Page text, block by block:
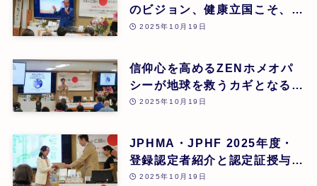
のビジョン、健康立国こそ、日
本再生の道 | 吉野敏明(医療法
ック 院長) | 第26回
2025年10月19日
信仰心を高めるZENホメオパ
シーが地球を救うカギとなる |
道繁良 | 第26回
2025年10月19日
JPHMA・JPHF 2025年度・
登録認定者紹介と認定証授与式
| 第26回
2025年10月19日